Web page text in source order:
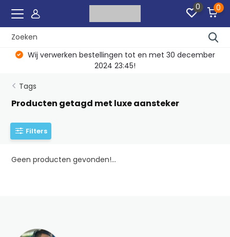
0 0
Wij verwerken bestellingen tot en met 30 december
2024 23:45!
Tags
Producten getagd met luxe aansteker
Filters
Geen producten gevonden!...